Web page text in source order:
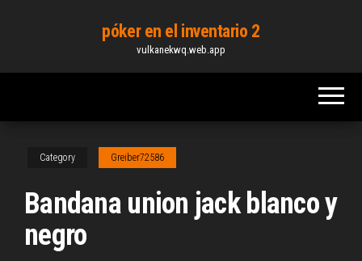
content
póker en el inventario 2
vulkanekwq.web.app
Category Greiber72586
Bandana union jack blanco y
negro